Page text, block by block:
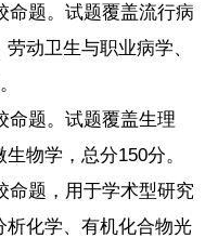
题。试题覆盖流行病
动卫生与职业病学、
题。试题覆盖生理
物学，总分150分。
题，用于学术型研究
化学、有机化合物光